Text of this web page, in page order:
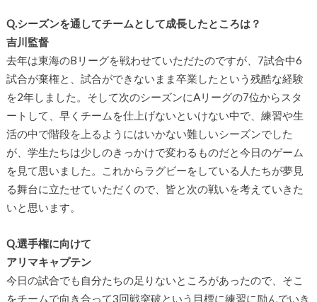
Q.シーズンを通してチームとして成長したところは？
吉川監督
去年は東海のBリーグを戦わせていただたのですが、7試合中6
試合が棄権と、試合ができないまま卒業したという残酷な経験
を2年しました。そして次のシーズンにAリーグの7位からスタ
ートして、早くチームを仕上げないといけない中で、練習や生
活の中で階段を上るようにはいかない難しいシーズンでした
が、学生たちは少しのきっかけで変わるものだと今日のゲーム
を見て思いました。これからラグビーをしている人たちが夢見
る舞台に立たせていただくので、皆と次の戦いを考えていきた
いと思います。
Q.選手権に向けて
アリマキャプテン
今日の試合でも自分たちの足りないところがあったので、そこ
をチームで向き合って3回戦突破という目標に練習に励んでいき